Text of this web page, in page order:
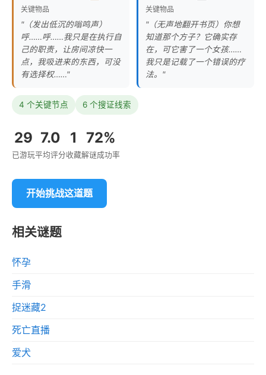
关键物品
"（发出低沉的嗡鸣声）
呼……呼……我只是在执行自
己的职责，让房间凉快一
点，我吸进来的东西，可没
有选择权……"
关键物品
"（无声地翻开书页）你想
知道那个方子？它确实存
在，可它害了一个女孩……
我只是记载了一个错误的疗
法。"
4 个关键节点 6 个搜证线索
29
已游玩
7.0
平均评分
1
收藏
72%
解谜成功率
开始挑战这道题
相关谜题
怀孕
手滑
捉迷藏2
死亡直播
爱犬